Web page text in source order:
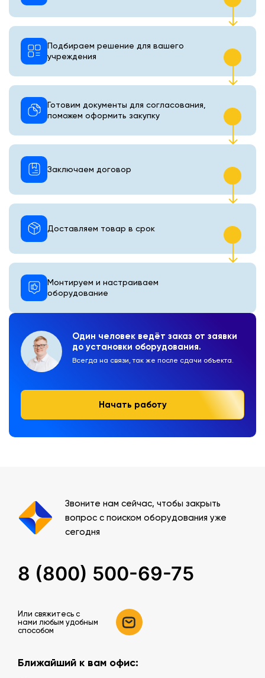
Один человек ведёт заказ от заявки
до установки оборудования.
Всегда на связи, так же после сдачи объекта.
Начать работу
Подбираем решение для вашего
учреждения
Готовим документы для согласования,
поможем оформить закупку
Монтируем и настраиваем
оборудование
Доставляем товар в срок
Заключаем договор
Звоните нам сейчас, чтобы закрыть
вопрос с поиском оборудования уже
сегодня
8 (800) 500-69-75
Или свяжитесь c
нами любым удобным
способом
Ближайший к вам офис: